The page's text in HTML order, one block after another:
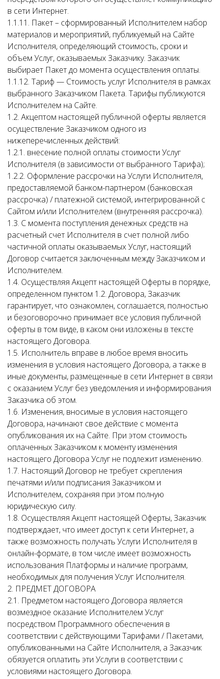
в сети Интернет.
1.1.11. Пакет – сформированный Исполнителем набор
материалов и мероприятий, публикуемый на Сайте
Исполнителя, определяющий стоимость, сроки и
объем Услуг, оказываемых Заказчику. Заказчик
выбирает Пакет до момента осуществления оплаты.
1.1.12. Тариф — Стоимость услуг Исполнителя в рамках
выбранного Заказчиком Пакета. Тарифы публикуются
Исполнителем на Сайте.
1.2. Акцептом настоящей публичной оферты является
осуществление Заказчиком одного из
нижеперечисленных действий:
1.2.1. внесение полной оплаты стоимости Услуг
Исполнителя (в зависимости от выбранного Тарифа);
1.2.2. Оформление рассрочки на Услуги Исполнителя,
предоставляемой банком-партнером (банковская
рассрочка) / платежной системой, интегрированной с
Сайтом и/или Исполнителем (внутренняя рассрочка).
1.3. С момента поступления денежных средств на
расчетный счет Исполнителя в счет полной либо
частичной оплаты оказываемых Услуг, настоящий
Договор считается заключенным между Заказчиком и
Исполнителем.
1.4. Осуществляя Акцепт настоящей Оферты в порядке,
определенном пунктом 1.2. Договора, Заказчик
гарантирует, что ознакомлен, соглашается, полностью
и безоговорочно принимает все условия публичной
оферты в том виде, в каком они изложены в тексте
настоящего Договора.
1.5. Исполнитель вправе в любое время вносить
изменения в условия настоящего Договора, а также в
иные документы, размещенные в сети Интернет в связи
с оказанием Услуг без уведомления и информирования
Заказчика об этом.
1.6. Изменения, вносимые в условия настоящего
Договора, начинают свое действие с момента
опубликования их на Сайте. При этом стоимость
оплаченных Заказчиком к моменту изменения
настоящего Договора Услуг не подлежит изменению.
1.7. Настоящий Договор не требует скрепления
печатями и/или подписания Заказчиком и
Исполнителем, сохраняя при этом полную
юридическую силу.
1.8. Осуществляя Акцепт настоящей Оферты, Заказчик
подтверждает, что имеет доступ к сети Интернет, а
также возможность получать Услуги Исполнителя в
онлайн-формате, в том числе имеет возможность
использования Платформы и наличие программ,
необходимых для получения Услуг Исполнителя.
2. ПРЕДМЕТ ДОГОВОРА
2.1. Предметом настоящего Договора является
возмездное оказание Исполнителем Услуг
посредством Программного обеспечения в
соответствии с действующими Тарифами / Пакетами,
опубликованными на Сайте Исполнителя, а Заказчик
обязуется оплатить эти Услуги в соответствии с
условиями настоящего Договора.